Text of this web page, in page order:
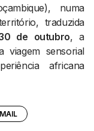
numa
traduzida
de outubro, a
viagem sensorial
africana